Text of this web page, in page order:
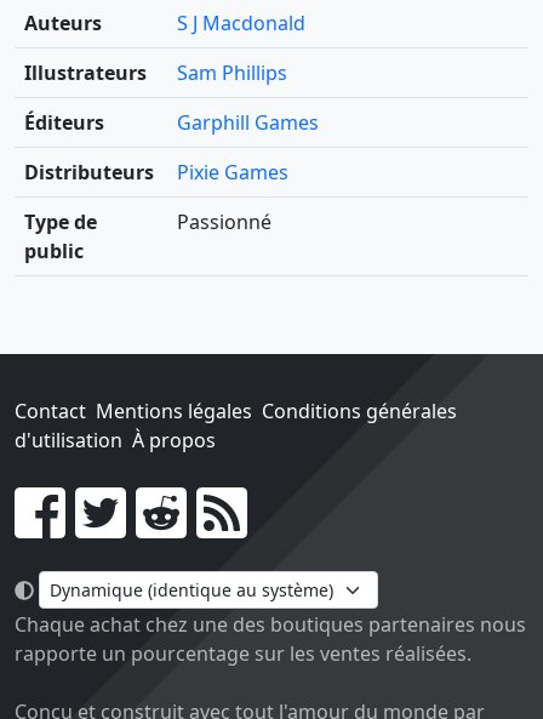
Auteurs
S J Macdonald
Illustrateurs
Sam Phillips
Éditeurs
Garphill Games
Distributeurs
Pixie Games
Type de
public
Passionné
Contact Mentions légales Conditions générales
d'utilisation À propos
Go !
Chaque achat chez une des boutiques partenaires nous
rapporte un pourcentage sur les ventes réalisées.
Conçu et construit avec tout l'amour du monde par